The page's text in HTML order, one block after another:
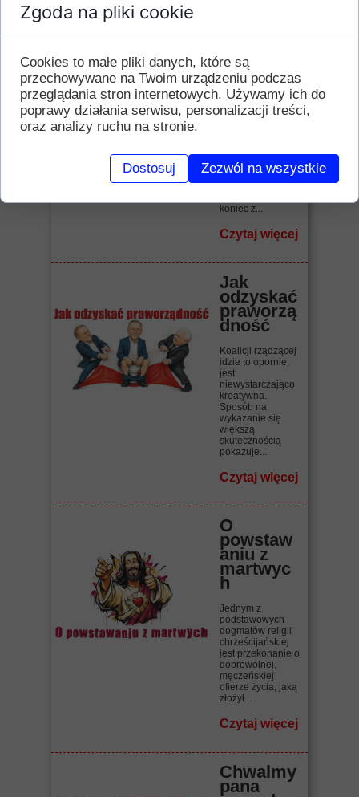
"Raj
ameryka
ński" bis
Biadolenie,
kwękanie.
Benzyna droga!
Wszystko drogie!
Inflacja! Jak żyć,
koniec z...
Czytaj więcej
Jak
odzyskać
praworzą
dność
Koalicji rządzącej
idzie to opornie,
jest
niewystarczająco
kreatywna.
Sposób na
wykazanie się
większą
skutecznością
pokazuje...
Czytaj więcej
O
powstaw
aniu z
martwyc
h
Jednym z
podstawowych
dogmatów religii
chrześcijańskiej
jest przekonanie o
dobrowolnej,
męczeńskiej
ofierze życia, jaką
złożył...
Czytaj więcej
Chwalmy
pana
Zgoda na pliki cookie
Cookies to małe pliki danych, które są
przechowywane na Twoim urządzeniu podczas
przeglądania stron internetowych. Używamy ich do
poprawy działania serwisu, personalizacji treści,
oraz analizy ruchu na stronie.
Dostosuj Zezwól na wszystkie